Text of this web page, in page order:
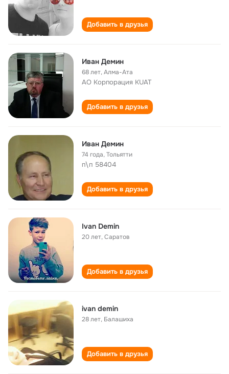
Добавить в друзья
Иван Демин
68 лет,Алма-Ата
АО Корпорация KUAT
Добавить в друзья
Иван Демин
74 года,Тольятти
п\п 58404
Добавить в друзья
Ivan Demin
20 лет,Саратов
Добавить в друзья
ivan demin
28 лет, Балашиха
Добавить в друзья